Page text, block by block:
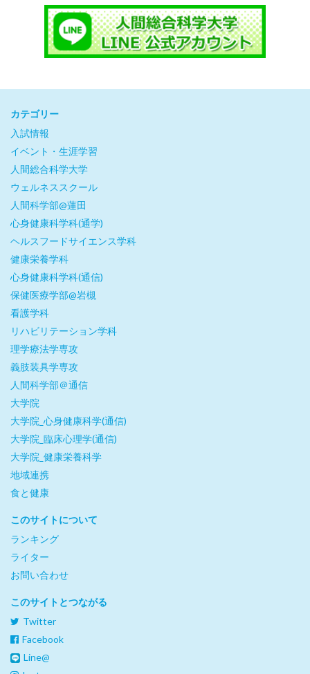
カテゴリー
入試情報
イベント・生涯学習
人間総合科学大学
ウェルネススクール
人間科学部@蓮田
心身健康科学科(通学)
ヘルスフードサイエンス学科
健康栄養学科
心身健康科学科(通信)
保健医療学部@岩槻
看護学科
リハビリテーション学科
理学療法学専攻
義肢装具学専攻
人間科学部＠通信
大学院
大学院_心身健康科学(通信)
大学院_臨床心理学(通信)
大学院_健康栄養科学
地域連携
食と健康
このサイトについて
ランキング
ライター
お問い合わせ
このサイトとつながる
Twitter
Facebook
Line@